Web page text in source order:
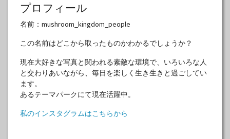
プロフィール
名前：mushroom_kingdom_people
この名前はどこから取ったものかわかるでしょうか？
現在大好きな写真と関われる素敵な環境で、いろいろな人
と交わりあいながら、毎日を楽しく生き生きと過ごしてい
ます。
あるテーマパークにて現在活躍中。
私のインスタグラムはこちらから